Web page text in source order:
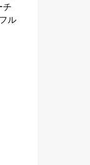
チ
ル